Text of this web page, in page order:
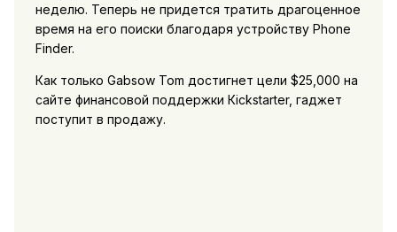
неделю. Теперь не придется тратить драгоценное
время на его поиски благодаря устройству Phone
Finder.
Как только Gabsow Tom достигнет цели $25,000 на
сайте финансовой поддержки Кickstarter, гаджет
поступит в продажу.